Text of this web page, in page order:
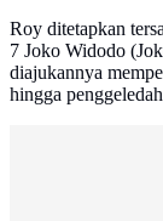
Roy ditetapkan
7 Joko Widodo
diajukannya
hingga